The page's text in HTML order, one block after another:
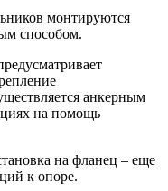
монтируются
способом.
анкерным
на помощь
на фланец – еще
к опоре.